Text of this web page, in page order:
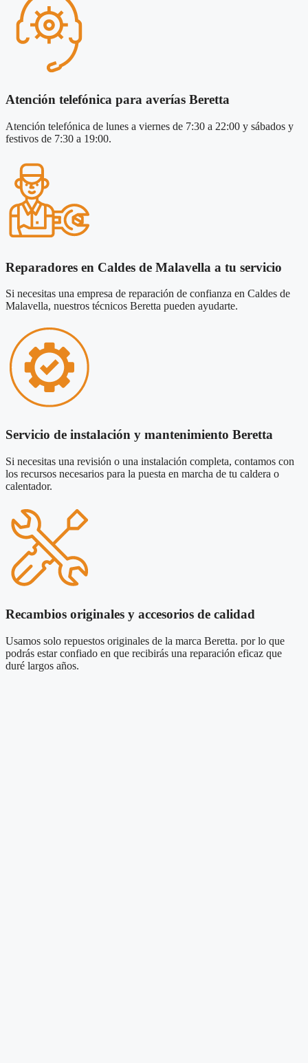
Atención telefónica para averías Beretta
Atención telefónica de lunes a viernes de 7:30 a 22:00 y sábados y
festivos de 7:30 a 19:00.
Reparadores en Caldes de Malavella a tu servicio
Si necesitas una empresa de reparación de confianza en Caldes de
Malavella, nuestros técnicos Beretta pueden ayudarte.
Servicio de instalación y mantenimiento Beretta
Si necesitas una revisión o una instalación completa, contamos con
los recursos necesarios para la puesta en marcha de tu caldera o
calentador.
Recambios originales y accesorios de calidad
Usamos solo repuestos originales de la marca Beretta. por lo que
podrás estar confiado en que recibirás una reparación eficaz que
duré largos años.